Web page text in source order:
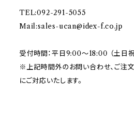
TEL:092-291-5055
Mail:sales-ucan@idex-f.co.jp
受付時間：平日9:00～18:00 （土日
※上記時間外のお問い合わせ、ご注
にご対応いたします。